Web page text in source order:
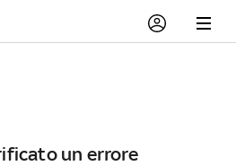
un errore